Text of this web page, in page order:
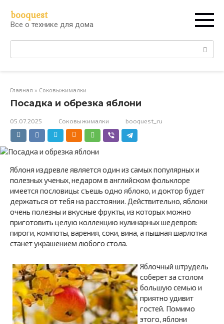
контенту
booquest
Все о технике для дома
Поиск:
Главная » Соковыжималки
Посадка и обрезка яблони
05.07.2025 Соковыжималки booquest_ru
Яблоня издревле является один из самых популярных и
полезных ученых, недаром в английском фольклоре
имеется пословицы: съешь одно яблоко, и доктор будет
держаться от тебя на расстоянии. Действительно, яблоки
очень полезны и вкусные фрукты, из которых можно
приготовить целую коллекцию кулинарных шедевров:
пироги, компоты, варения, соки, вина, а пышная шарлотка
станет украшением любого стола.
Яблочный штрудель
соберет за столом
большую семью и
приятно удивит
гостей. Помимо
этого, яблони